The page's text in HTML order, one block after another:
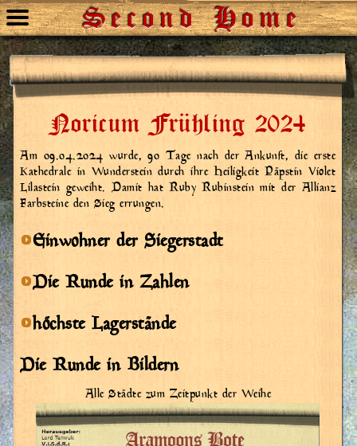
Second Home
Noricum Frühling 2024
Am 09.04.2024 wurde, 90 Tage nach der Ankunft, die erste
Kathedrale in Wunderstein durch ihre Heiligkeit Päpstin Violet
Lilastein geweiht. Damit hat Ruby Rubinstein mit der Allianz
Farbsteine den Sieg errungen.
Einwohner der Siegerstadt
Die Runde in Zahlen
höchste Lagerstände
Die Runde in Bildern
Alle Städte zum Zeitpunkt der Weihe